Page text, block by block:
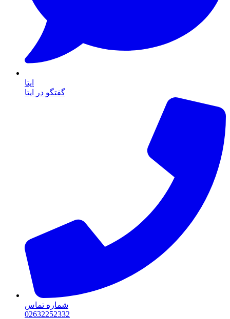
ایتا
گفتگو در ایتا
شماره تماس
02632252332